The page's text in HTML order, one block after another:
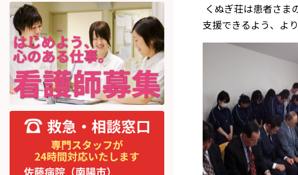
くぬぎ荘は患者さま
支援できるよう、よ